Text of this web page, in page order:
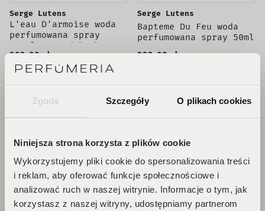
Zgoda Szczegóły O plikach cookies
Niniejsza strona korzysta z plików cookie
Wykorzystujemy pliki cookie do spersonalizowania treści
i reklam, aby oferować funkcje społecznościowe i
analizować ruch w naszej witrynie. Informacje o tym, jak
korzystasz z naszej witryny, udostępniamy partnerom
Serge Lutens
L'eau D'armoise woda
perfumowana spray
100ml - produkt bez
opakowania
202,00 zł
Serge Lutens
Bapteme Du Feu woda
perfumowana spray 50ml
292,00 zł
WYPRZEDANE
UNISEX